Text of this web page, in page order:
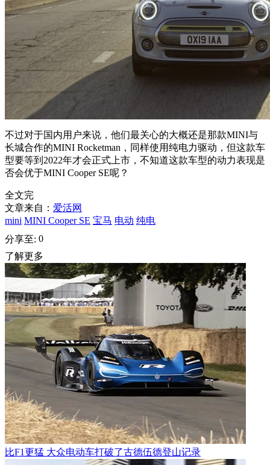
不过对于国内用户来说，他们最关心的大概还是那款MINI与
长城合作的MINI Rocketman，同样使用纯电力驱动，但这款车
型要等到2022年才会正式上市，不知道这款车型的动力表现是
否会优于MINI Cooper SE呢？
全文完
文章来自： 爱活网
mini MINI Cooper SE 宝马 电动 纯电
分享至: 0
了解更多
比F1更猛 大众电动车打破了古德伍德登山记录